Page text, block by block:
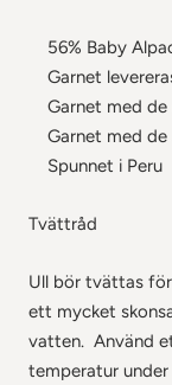
56% Baby
Garnet
Garnet med de
Garnet med de
Spunnet i Peru
Tvättråd
Ull bör tvättas
ett mycket
vatten. Använd
temperatur